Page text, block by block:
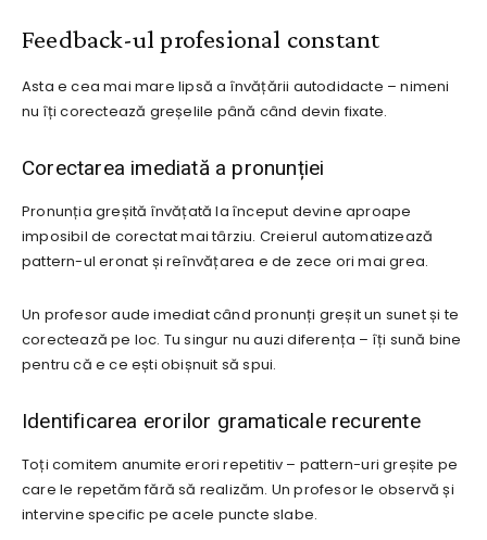
Feedback-ul profesional constant
Asta e cea mai mare lipsă a învățării autodidacte – nimeni
nu îți corectează greșelile până când devin fixate.
Corectarea imediată a pronunției
Pronunția greșită învățată la început devine aproape
imposibil de corectat mai târziu. Creierul automatizează
pattern-ul eronat și reînvățarea e de zece ori mai grea.
Un profesor aude imediat când pronunți greșit un sunet și te
corectează pe loc. Tu singur nu auzi diferența – îți sună bine
pentru că e ce ești obișnuit să spui.
Identificarea erorilor gramaticale recurente
Toți comitem anumite erori repetitiv – pattern-uri greșite pe
care le repetăm fără să realizăm. Un profesor le observă și
intervine specific pe acele puncte slabe.